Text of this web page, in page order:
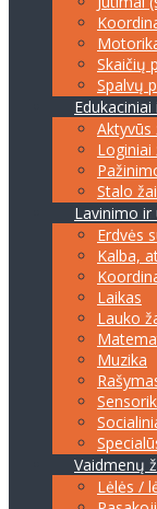
Skaičių
Spalvų
Aktyvūs
Loginiai
Stalo
Lavinimo
Erdvės
Kalba,
Laikas
Lauko
Muzika
Vaidmenų
Lėlės /